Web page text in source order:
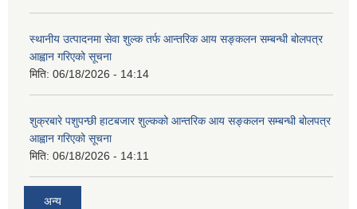
स्थानीय उत्पादनमा सेवा शुल्क तर्फ आन्तरिक आय सङ्कलन सम्बन्धी बोलपत्र
आह्वान गरिएको सूचना
मिति: 06/18/2026 - 14:14
शुक्रबारे पशुपन्छी हाटबजार शुल्कको आन्तरिक आय सङ्कलन सम्बन्धी बोलपत्र
आह्वान गरिएको सूचना
मिति: 06/18/2026 - 14:11
अन्य